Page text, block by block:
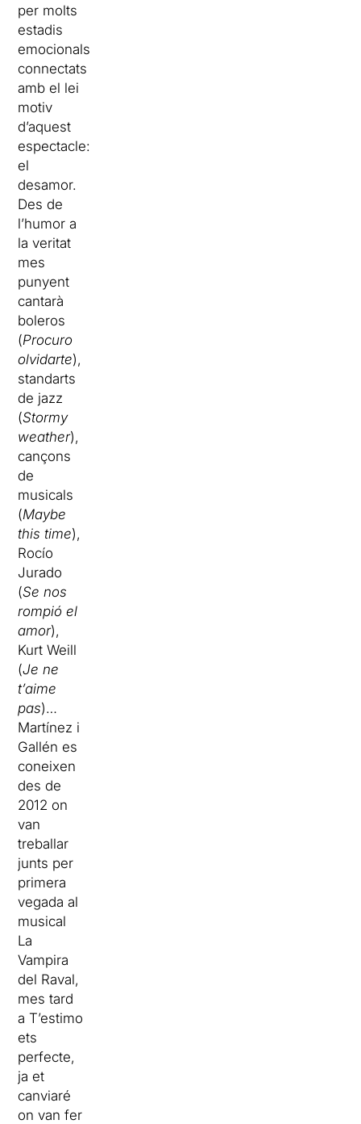
per molts
estadis
emocionals
connectats
amb el lei
motiv
d’aquest
espectacle:
el
desamor.
Des de
l’humor a
la veritat
mes
punyent
cantarà
boleros
(Procuro
olvidarte),
standarts
de jazz
(Stormy
weather),
cançons
de
musicals
(Maybe
this time),
Rocío
Jurado
(Se nos
rompió el
amor),
Kurt Weill
(Je ne
t’aime
pas)…
Martínez i
Gallén es
coneixen
des de
2012 on
van
treballar
junts per
primera
vegada al
musical
La
Vampira
del Raval,
mes tard
a T’estimo
ets
perfecte,
ja et
canviaré
on van fer